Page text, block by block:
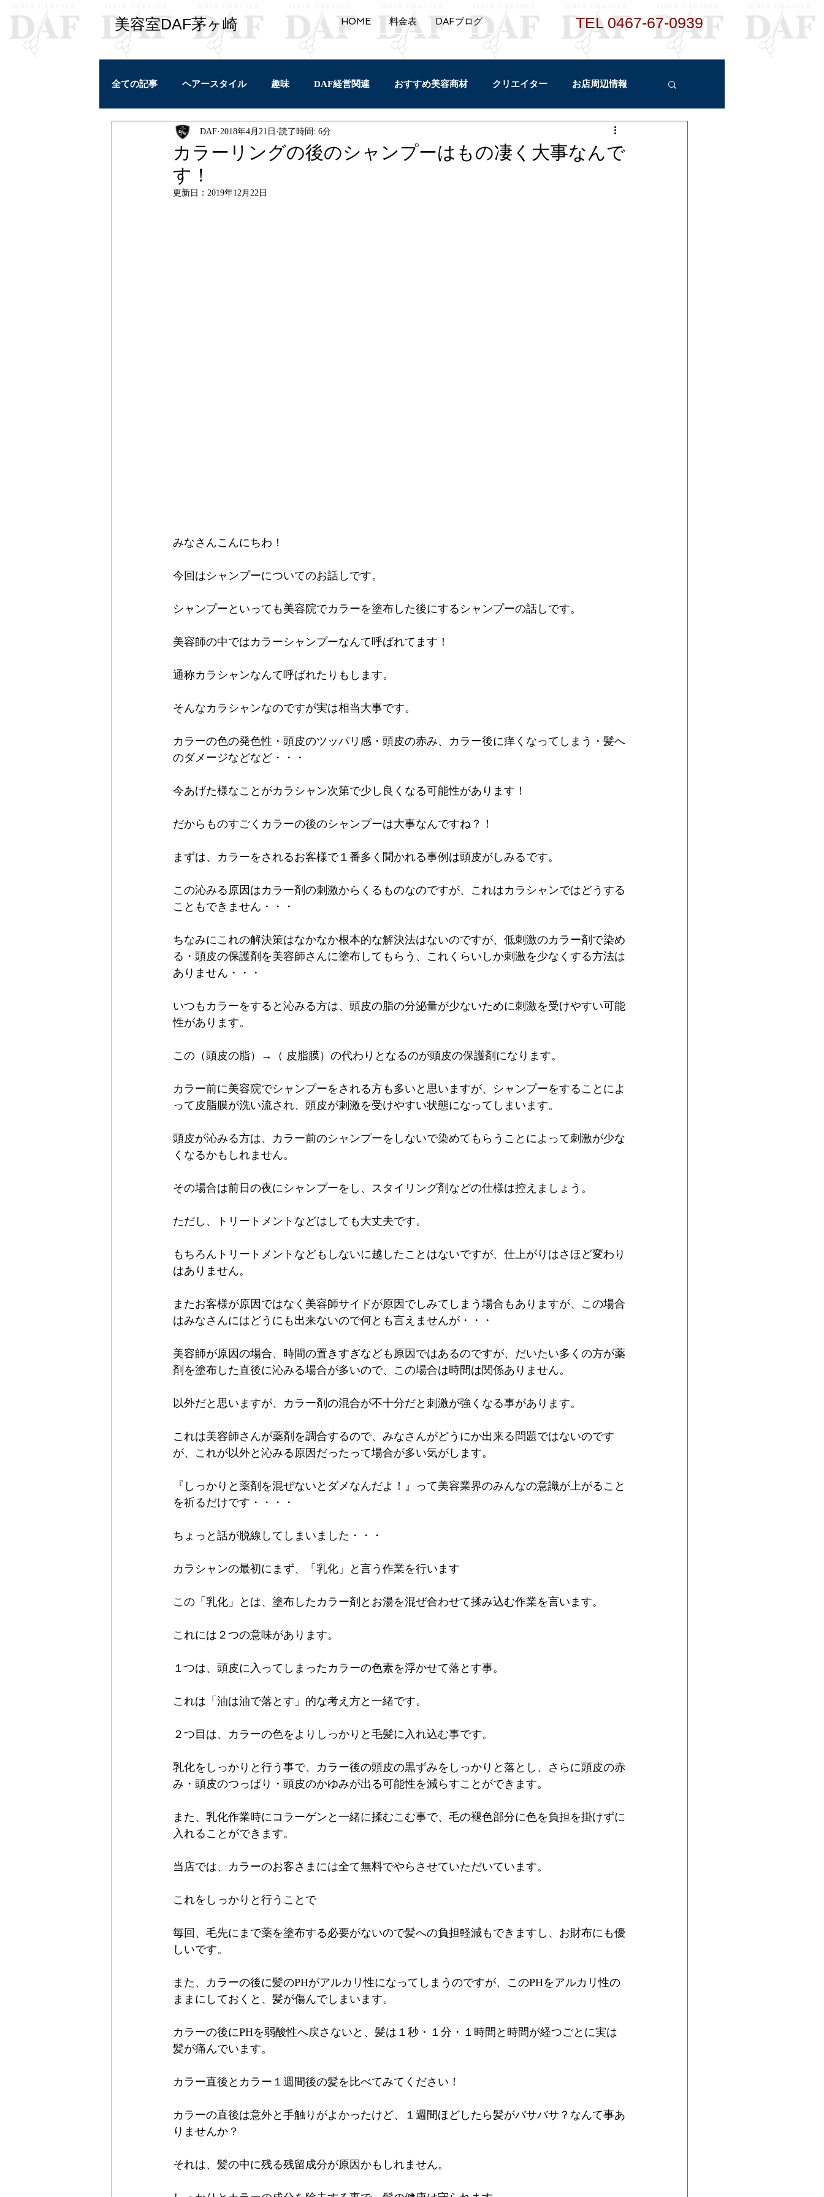
​美容室DAF茅ヶ崎 HOME 料金表 DAFブログ TEL ​ 0467-67-0939
全ての記事 ヘアースタイル 趣味 DAF経営関連 おすすめ美容商材 クリエイター お店周辺情報
ヘアケア 私ごと セルフプロデュース 新メニュー
カラーリング
カラーリングの後のシャンプーはもの凄く大事なんで
す！
DAF 2018年4月21日 読了時間: 6分
更新日： 2019年12月22日
みなさんこんにちわ！
今回はシャンプーについてのお話しです。
シャンプーといっても美容院でカラーを塗布した後にするシャンプーの話しです。
美容師の中ではカラーシャンプーなんて呼ばれてます！
通称カラシャンなんて呼ばれたりもします。
そんなカラシャンなのですが実は相当大事です。
カラーの色の発色性・頭皮のツッパリ感・頭皮の赤み、カラー後に痒くなってしまう・髪へ
のダメージなどなど・・・
今あげた様なことがカラシャン次第で少し良くなる可能性があります！
だからものすごくカラーの後のシャンプーは大事なんですね？！
まずは、カラーをされるお客様で１番多く聞かれる事例は頭皮がしみるです。
この沁みる原因はカラー剤の刺激からくるものなのですが、これはカラシャンではどうする
こともできません・・・
ちなみにこれの解決策はなかなか根本的な解決法はないのですが、低刺激のカラー剤で染め
る・頭皮の保護剤を美容師さんに塗布してもらう、これくらいしか刺激を少なくする方法は
ありません・・・
いつもカラーをすると沁みる方は、頭皮の脂の分泌量が少ないために刺激を受けやすい可能
性があります。
この（頭皮の脂）→（ 皮脂膜）の代わりとなるのが頭皮の保護剤になります。
カラー前に美容院でシャンプーをされる方も多いと思いますが、シャンプーをすることによ
って皮脂膜が洗い流され、頭皮が刺激を受けやすい状態になってしまいます。
頭皮が沁みる方は、カラー前のシャンプーをしないで染めてもらうことによって刺激が少な
くなるかもしれません。
その場合は前日の夜にシャンプーをし、スタイリング剤などの仕様は控えましょう。
ただし、トリートメントなどはしても大丈夫です。
もちろんトリートメントなどもしないに越したことはないですが、仕上がりはさほど変わり
はありません。
またお客様が原因ではなく美容師サイドが原因でしみてしまう場合もありますが、この場合
はみなさんにはどうにも出来ないので何とも言えませんが・・・
美容師が原因の場合、時間の置きすぎなども原因ではあるのですが、だいたい多くの方が薬
剤を塗布した直後に沁みる場合が多いので、この場合は時間は関係ありません。
以外だと思いますが、カラー剤の混合が不十分だと刺激が強くなる事があります。
これは美容師さんが薬剤を調合するので、みなさんがどうにか出来る問題ではないのです
が、これが以外と沁みる原因だったって場合が多い気がします。
『しっかりと薬剤を混ぜないとダメなんだよ！』って美容業界のみんなの意識が上がること
を祈るだけです・・・・
ちょっと話が脱線してしまいました・・・
カラシャンの最初にまず、「乳化」と言う作業を行います
この「乳化」とは、塗布したカラー剤とお湯を混ぜ合わせて揉み込む作業を言います。
これには２つの意味があります。
１つは、頭皮に入ってしまったカラーの色素を浮かせて落とす事。
これは「油は油で落とす」的な考え方と一緒です。
２つ目は、カラーの色をよりしっかりと毛髪に入れ込む事です。
乳化をしっかりと行う事で、カラー後の頭皮の黒ずみをしっかりと落とし、さらに頭皮の赤
み・頭皮のつっぱり・頭皮のかゆみが出る可能性を減らすことができます。
また、乳化作業時にコラーゲンと一緒に揉むこむ事で、毛の褪色部分に色を負担を掛けずに
入れることができます。
当店では、カラーのお客さまには全て無料でやらさせていただいています。
これをしっかりと行うことで
毎回、毛先にまで薬を塗布する必要がないので髪への負担軽減もできますし、お財布にも優
しいです。
また、カラーの後に髪のPHがアルカリ性になってしまうのですが、このPHをアルカリ性の
ままにしておくと、髪が傷んでしまいます。
カラーの後にPHを弱酸性へ戻さないと、髪は１秒・１分・１時間と時間が経つごとに実は
髪が痛んでいます。
カラー直後とカラー１週間後の髪を比べてみてください！
カラーの直後は意外と手触りがよかったけど、１週間ほどしたら髪がバサバサ？なんて事あ
りませんか？
それは、髪の中に残る残留成分が原因かもしれません。